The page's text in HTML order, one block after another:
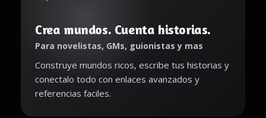
Crea mundos. Cuenta historias.
Para novelistas, GMs, guionistas y mas
Construye mundos ricos, escribe tus historias y
conectalo todo con enlaces avanzados y
referencias faciles.